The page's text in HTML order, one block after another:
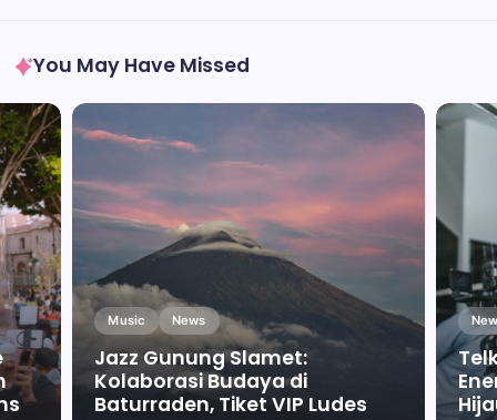
You May Have Missed
Music News
Jazz Gunung Slamet:
Kolaborasi Budaya di
Baturraden, Tiket VIP Ludes